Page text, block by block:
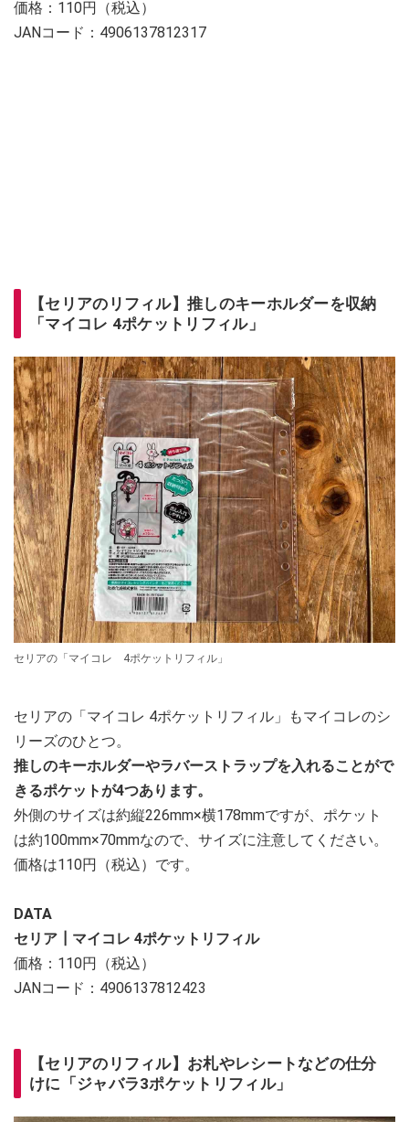
価格：110円（税込）
JANコード：4906137812317
【セリアのリフィル】推しのキーホルダーを収納
「マイコレ 4ポケットリフィル」
セリアの「マイコレ 4ポケットリフィル」
セリアの「マイコレ 4ポケットリフィル」もマイコレのシ
リーズのひとつ。
推しのキーホルダーやラバーストラップを入れることがで
きるポケットが4つあります。
外側のサイズは約縦226mm×横178mmですが、ポケット
は約100mm×70mmなので、サイズに注意してください。
価格は110円（税込）です。
DATA
セリア┃マイコレ 4ポケットリフィル
価格：110円（税込）
JANコード：4906137812423
【セリアのリフィル】お札やレシートなどの仕分
けに「ジャバラ3ポケットリフィル」